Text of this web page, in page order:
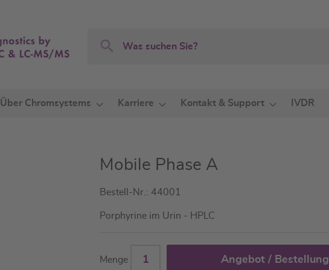
Search
Über Chromsystems Karriere Kontakt & Support IVDR
Mobile Phase A
Bestell-Nr.: 44001
Porphyrine im Urin - HPLC
Menge Angebot / Bestellung